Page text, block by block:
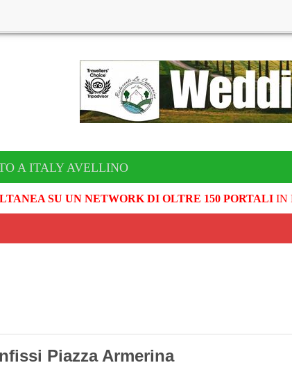
A ITALY AVELLINO
SU UN NETWORK DI OLTRE 150 PORTALIIN
Piazza Armerina